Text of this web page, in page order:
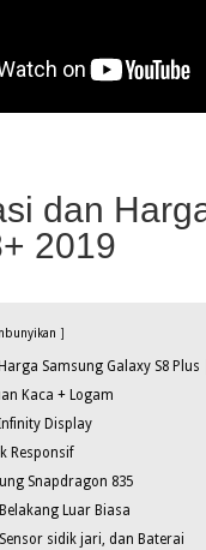
dan
2019
Samsung Galaxy S8 Plus
Kaca + Logam
Display
Responsif
Snapdragon 835
Luar Biasa
sidik jari, dan Baterai